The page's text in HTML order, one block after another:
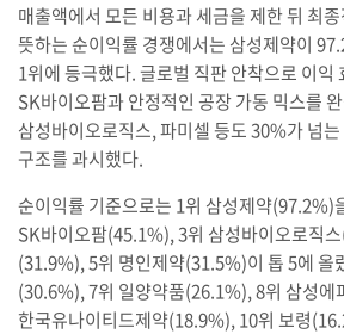
매출액에서 모든 비용과 세금을 제한 뒤 최
뜻하는 순이익률 경쟁에서는 삼성제약이
1위에 등극했다. 글로벌 직판 안착으로 이익
SK바이오팜과 안정적인 공장 가동 믹스를
삼성바이오로직스, 파미셀 등도 30%가 넘
구조를 과시했다.
순이익률 기준으로는 1위 삼성제약(97.2%)
SK바이오팜(45.1%), 3위 삼성바이오로직
(31.9%), 5위 명인제약(31.5%)이 톱 5에 올
(30.6%), 7위 일양약품(26.1%), 8위 삼성에
한국유나이티드제약(18.9%), 10위 보령